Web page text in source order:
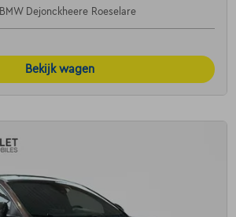
BMW Dejonckheere Roeselare
Bekijk wagen